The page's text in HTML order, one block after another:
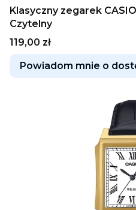
Klasyczny zegarek
Czytelny
Cena
119,00 zł
Powiadom mnie o